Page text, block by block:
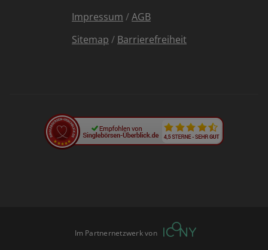
Impressum /AGB
Sitemap / Barrierefreiheit
Im Partnernetzwerk von